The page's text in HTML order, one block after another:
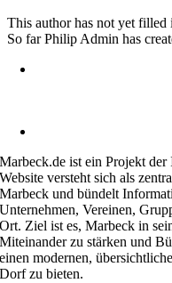
This author has not yet filled
So far Philip Admin has
Marbeck.de ist ein Projekt
Website versteht sich als
Marbeck und bündelt
Unternehmen, Vereinen,
Ort. Ziel ist es, Marbeck in
Miteinander zu stärken und
einen modernen,
Dorf zu bieten.